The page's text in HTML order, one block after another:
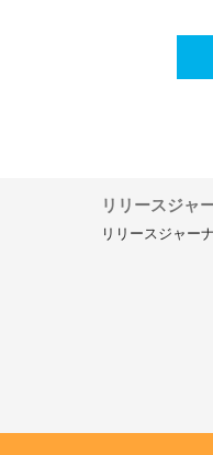
リリースジャ
リリースジャー